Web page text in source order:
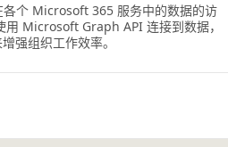
个 Microsoft 365 服务中的数据的访
Microsoft Graph API 连接到数据，
强组织工作效率。